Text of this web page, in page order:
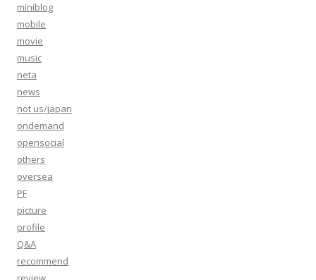
miniblog
mobile
movie
music
neta
news
not us/japan
ondemand
opensocial
others
oversea
PF
picture
profile
Q&A
recommend